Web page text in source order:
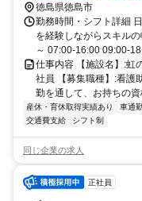
徳島県徳島市
勤務時間・シフト詳細
を経験しながらスキル
～ 07:00-16:00 09:00-
仕事内容 【施設名】:虹
社員 【募集職種】:看護
勤を通して、お持ちの
産休・育休取得実績あり 車通
交通費支給
シフト制
同じ企業の求人
正社員